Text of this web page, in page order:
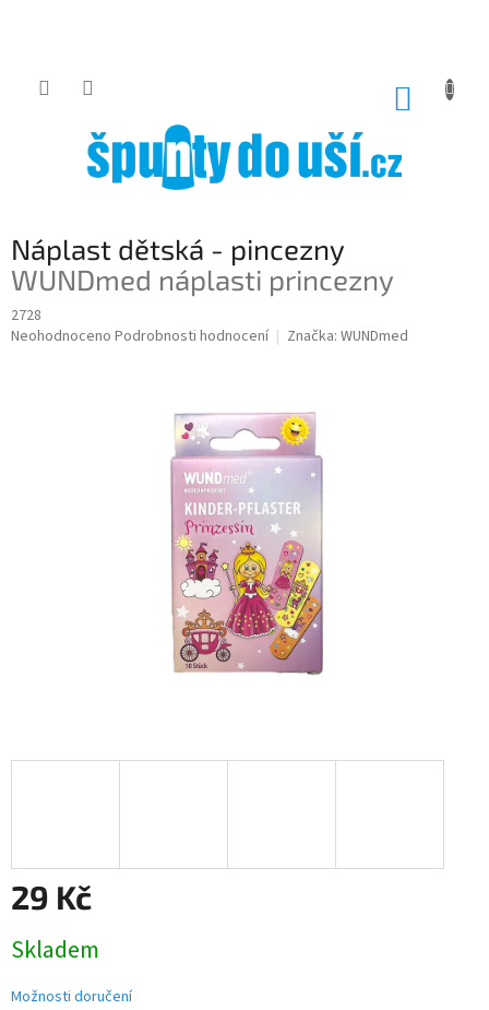
Náplast dětská - pincezny
WUNDmed náplasti princezny
2728
Průměrné
Neohodnoceno Podrobnosti hodnocení Značka: WUNDmed
29 Kč
cena:
Skladem
Možnosti doručení